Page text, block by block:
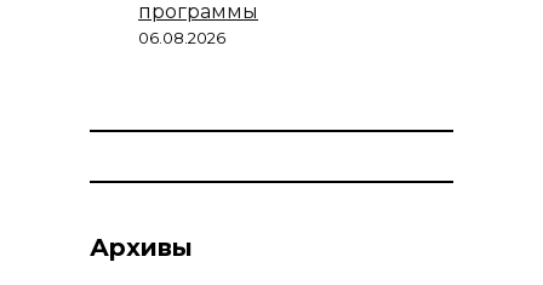
программы
06.08.2026
Архивы